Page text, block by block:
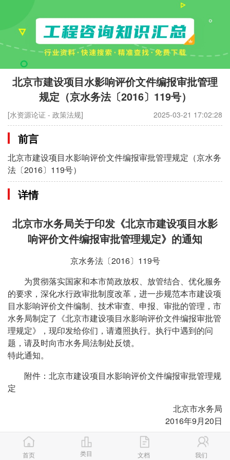
北京市建设项目水影响评价文件编报审批管理
规定（京水务法〔2016〕119号）
[水资源论证 - 政策法规] 2025-03-21 17:02:28
前言
北京市建设项目水影响评价文件编报审批管理规定（京水务
法〔2016〕119号）
详情
北京市水务局关于印发《北京市建设项目水影
响评价文件编报审批管理规定》的通知
京水务法〔2016〕119号
为贯彻落实国家和本市简政放权、放管结合、优化服务
的要求，深化水行政审批制度改革，进一步规范本市建设项
目水影响评价文件编制、技术审查、申报、审批的管理，市
水务局制定了《北京市建设项目水影响评价文件编报审批管
理规定》，现印发给你们，请遵照执行。执行中遇到的问
题，请及时向市水务局法制处反馈。
特此通知。
附件：北京市建设项目水影响评价文件编报审批管理规
定
北京市水务局
2016年9月20日
首页 类目 文档 我们